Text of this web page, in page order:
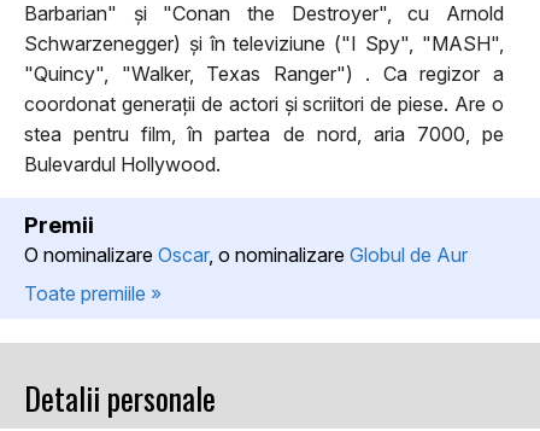
Barbarian" și "Conan the Destroyer", cu Arnold
Schwarzenegger) și în televiziune ("I Spy", "MASH",
"Quincy", "Walker, Texas Ranger") . Ca regizor a
coordonat generații de actori și scriitori de piese. Are o
stea pentru film, în partea de nord, aria 7000, pe
Bulevardul Hollywood.
Premii
O nominalizare Oscar, o nominalizare Globul de Aur
Toate premiile »
Detalii personale